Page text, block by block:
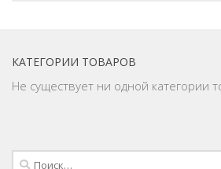
КАТЕГОРИИ ТОВАРОВ
Не существует ни одной категории